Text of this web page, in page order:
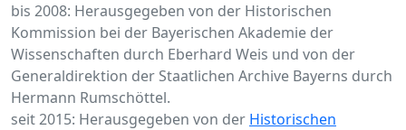
bis 2008: Herausgegeben von der Historischen
Kommission bei der Bayerischen Akademie der
Wissenschaften durch Eberhard Weis und von der
Generaldirektion der Staatlichen Archive Bayerns durch
Hermann Rumschöttel.
seit 2015: Herausgegeben von der Historischen